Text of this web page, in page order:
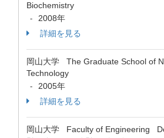
Biochemistry
-
2008年
詳細を見る
岡山大学 The Graduate School of
Technology
-
2005年
詳細を見る
岡山大学 Faculty of Engineering